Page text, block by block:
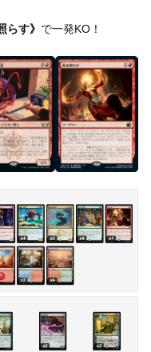
らす》 で一発KO！